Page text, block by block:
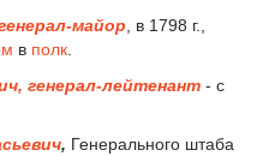
майор , в 1798 г.,
в полк
генерал-лейтенант - с
, Генерального штаба